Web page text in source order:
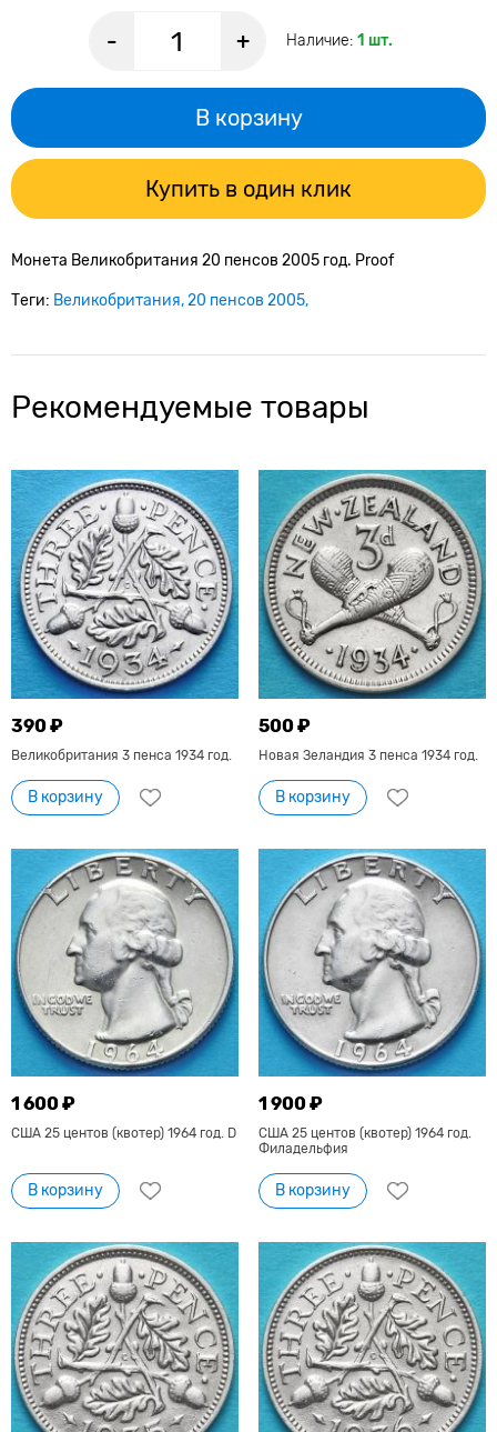
- + Наличие: 1 шт.
В корзину
Купить в один клик
Монета Великобритания 20 пенсов 2005 год. Proof
Теги: Великобритания 20 пенсов 2005
Рекомендуемые товары
390 ₽
Великобритания 3 пенса 1934 год.
В корзину
500 ₽
Новая Зеландия 3 пенса 1934 год.
В корзину
1 600 ₽
США 25 центов (квотер) 1964 год. D
В корзину
1 900 ₽
США 25 центов (квотер) 1964 год.
Филадельфия
В корзину